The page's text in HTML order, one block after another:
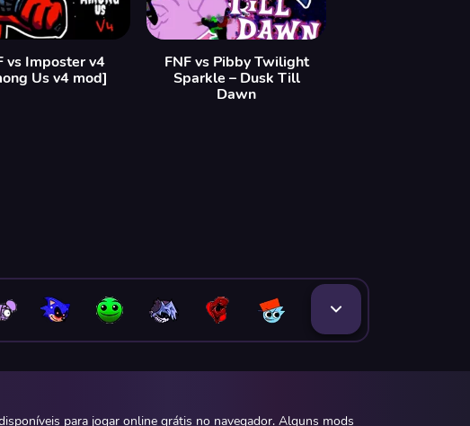
vs Imposter v4
Us v4 mod]
FNF vs Pibby Twilight
Sparkle – Dusk Till
Dawn
para jogar online grátis no navegador. Alguns mods